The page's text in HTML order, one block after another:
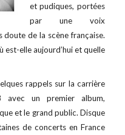
et pudiques, portées
par une voix
doute de la scène française.
est-elle aujourd’hui et quelle
rappels sur la carrière
avec un premier album,
et le grand public. Disque
de concerts en France